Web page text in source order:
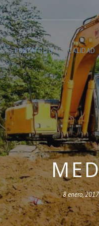
PORTAFOLIO CALIDAD
8 enero, 2017